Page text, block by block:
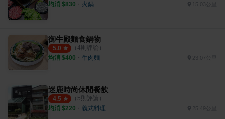
均消 $830 ・ 火鍋 15.03公里
御牛殿麵食鍋物
5.0 （ 4則評論）
均消 $400 ・ 牛肉麵
迷鹿時尚休閒餐飲
4.5 （ 5則評論）
均消 $220 ・ 義式料理 25.49公里